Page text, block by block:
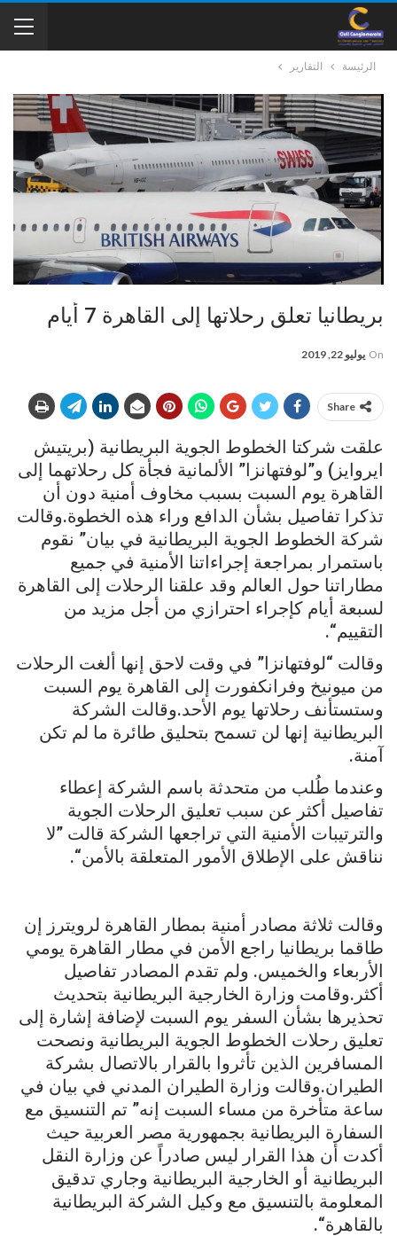
الرئيسة التقارير
بريطانيا تعلق رحلاتها إلى القاهرة 7 أيام
On يوليو 22, 2019
Share
علقت شركتا الخطوط الجوية البريطانية (بريتيش
ايروايز) و”لوفتهانزا” الألمانية فجأة كل رحلاتهما إلى
القاهرة يوم السبت بسبب مخاوف أمنية دون أن
تذكرا تفاصيل بشأن الدافع وراء هذه الخطوة.وقالت
شركة الخطوط الجوية البريطانية في بيان” نقوم
باستمرار بمراجعة إجراءاتنا الأمنية في جميع
مطاراتنا حول العالم وقد علقنا الرحلات إلى القاهرة
لسبعة أيام كإجراء احترازي من أجل مزيد من
التقييم“.
وقالت “لوفتهانزا” في وقت لاحق إنها ألغت الرحلات
من ميونيخ وفرانكفورت إلى القاهرة يوم السبت
وستستأنف رحلاتها يوم الأحد.وقالت الشركة
البريطانية إنها لن تسمح بتحليق طائرة ما لم تكن
آمنة.
وعندما طُلب من متحدثة باسم الشركة إعطاء
تفاصيل أكثر عن سبب تعليق الرحلات الجوية
والترتيبات الأمنية التي تراجعها الشركة قالت ”لا
نناقش على الإطلاق الأمور المتعلقة بالأمن“.
وقالت ثلاثة مصادر أمنية بمطار القاهرة لرويترز إن
طاقما بريطانيا راجع الأمن في مطار القاهرة يومي
الأربعاء والخميس. ولم تقدم المصادر تفاصيل
أكثر.وقامت وزارة الخارجية البريطانية بتحديث
تحذيرها بشأن السفر يوم السبت لإضافة إشارة إلى
تعليق رحلات الخطوط الجوية البريطانية ونصحت
المسافرين الذين تأثروا بالقرار بالاتصال بشركة
الطيران.وقالت وزارة الطيران المدني في بيان في
ساعة متأخرة من مساء السبت إنه” تم التنسيق مع
السفارة البريطانية بجمهورية مصر العربية حيث
أكدت أن هذا القرار ليس صادراً عن وزارة النقل
البريطانية أو الخارجية البريطانية وجاري تدقيق
المعلومة بالتنسيق مع وكيل الشركة البريطانية
بالقاهرة“.